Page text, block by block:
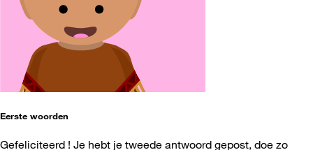
Eerste woorden
Gefeliciteerd ! Je hebt je tweede antwoord gepost, doe zo